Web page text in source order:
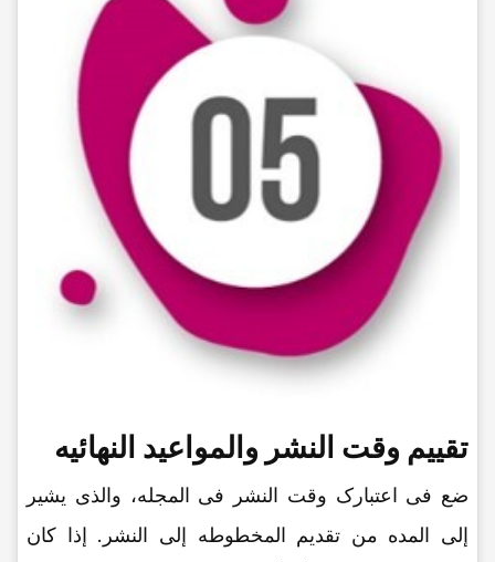
تقییم وقت النشر والمواعید النهائیه
ضع فی اعتبارک وقت النشر فی المجله، والذی یشیر
إلى المده من تقدیم المخطوطه إلى النشر. إذا کان